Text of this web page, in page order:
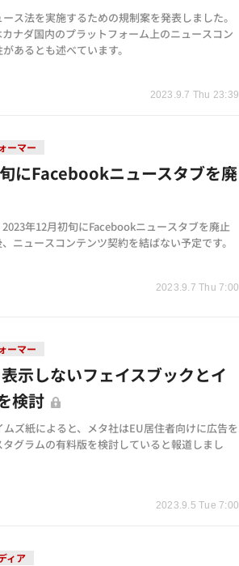
2023.9.7 Thu 23:39
ス法を実施するための規制案を発表しました。
ナダ国内のプラットフォーム上のニュースコン
あるとも述べています。
ーマー
2023.9.7 Thu 7:00
にFacebookニュースタブを廃
年12月初旬にFacebookニュースタブを廃止
ニュースコンテンツ契約を結ばない予定です。
ーマー
2023.9.5 Tue 7:00
示しないフェイスブックとイ
検討
ズ紙によると、メタ社はEU居住者向けに広告を
グラムの有料版を検討していると報道しまし
ィア